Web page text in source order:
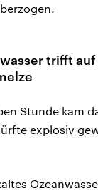
trifft
Stunde kam
explosiv